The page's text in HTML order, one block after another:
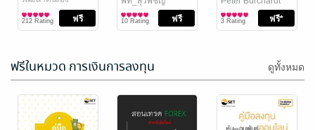
Publishing
212 Rating
พัฒนาตนเอง
10 Rating
สร้างความสุขไว้
อย่างไร
พัฒนาตนเอง
3 Rating
ฟรีในหมวด การเงินการลงทุน ดูทั้งหมด